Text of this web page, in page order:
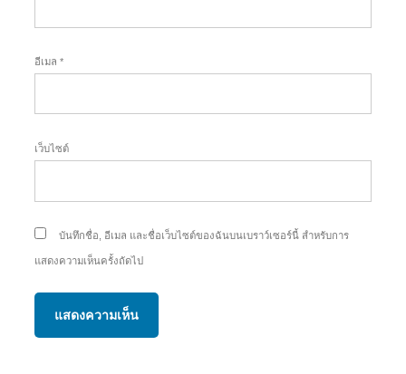
อีเมล *
เว็บไซต์
บันทึกชื่อ, อีเมล และชื่อเว็บไซต์ของฉันบนเบราว์เซอร์นี้ สำหรับการ
แสดงความเห็นครั้งถัดไป